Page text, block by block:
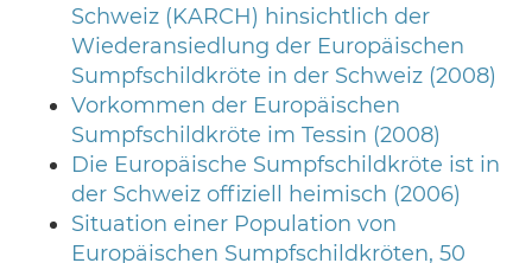
Schweiz (KARCH) hinsichtlich der
Wiederansiedlung der Europäischen
Sumpfschildkröte in der Schweiz (2008)
Vorkommen der Europäischen
Sumpfschildkröte im Tessin (2008)
Die Europäische Sumpfschildkröte ist in
der Schweiz offiziell heimisch (2006)
Situation einer Population von
Europäischen Sumpfschildkröten, 50